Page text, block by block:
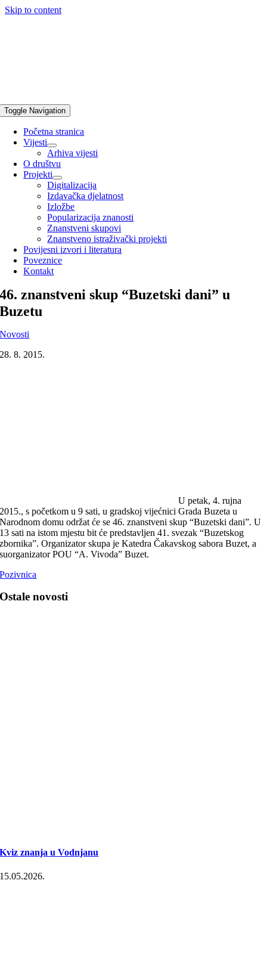
Skip to content
Toggle Navigation
Početna stranica
Vijesti
Arhiva vijesti
O društvu
Projekti
Digitalizacija
Izdavačka djelatnost
Izložbe
Popularizacija znanosti
Znanstveni skupovi
Znanstveno istraživački projekti
Povijesni izvori i literatura
Poveznice
Kontakt
46. znanstveni skup “Buzetski dani” u
Buzetu
Novosti
28. 8. 2015.
U petak, 4. rujna
2015., s početkom u 9 sati, u gradskoj vijećnici Grada Buzeta u
Narodnom domu održat će se 46. znanstveni skup “Buzetski dani”. U
13 sati na istom mjestu bit će predstavljen 41. svezak “Buzetskog
zbornika”. Organizator skupa je Katedra Čakavskog sabora Buzet, a
suorganizator POU “A. Vivoda” Buzet.
Pozivnica
Ostale novosti
Kviz znanja u Vodnjanu
15.05.2026.